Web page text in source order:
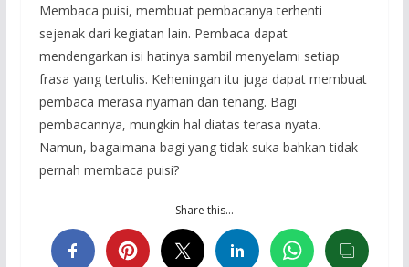
Membaca puisi, membuat pembacanya terhenti
sejenak dari kegiatan lain. Pembaca dapat
mendengarkan isi hatinya sambil menyelami setiap
frasa yang tertulis. Keheningan itu juga dapat membuat
pembaca merasa nyaman dan tenang. Bagi
pembacannya, mungkin hal diatas terasa nyata.
Namun, bagaimana bagi yang tidak suka bahkan tidak
pernah membaca puisi?
Share this…